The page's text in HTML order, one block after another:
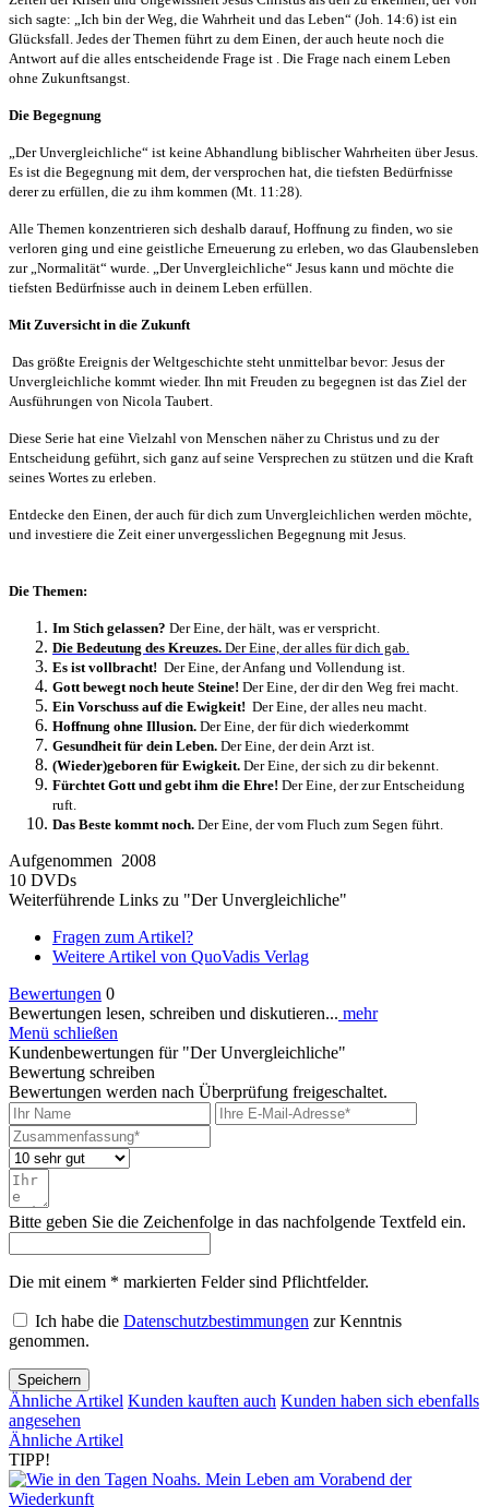
sich sagte: „Ich bin der Weg, die Wahrheit und das Leben“ (Joh. 14:6) ist ein
Glücksfall. Jedes der Themen führt zu dem Einen, der auch heute noch die
Antwort auf die alles entscheidende Frage ist . Die Frage nach einem Leben
ohne Zukunftsangst.
Die Begegnung
„Der Unvergleichliche“ ist keine Abhandlung biblischer Wahrheiten über Jesus.
Es ist die Begegnung mit dem, der versprochen hat, die tiefsten Bedürfnisse
derer zu erfüllen, die zu ihm kommen (Mt. 11:28).
Alle Themen konzentrieren sich deshalb darauf, Hoffnung zu finden, wo sie
verloren ging und eine geistliche Erneuerung zu erleben, wo das Glaubensleben
zur „Normalität“ wurde. „Der Unvergleichliche“ Jesus kann und möchte die
tiefsten Bedürfnisse auch in deinem Leben erfüllen.
Mit Zuversicht in die Zukunft
Das größte Ereignis der Weltgeschichte steht unmittelbar bevor: Jesus der
Unvergleichliche kommt wieder. Ihn mit Freuden zu begegnen ist das Ziel der
Ausführungen von Nicola Taubert.
Diese Serie hat eine Vielzahl von Menschen näher zu Christus und zu der
Entscheidung geführt, sich ganz auf seine Versprechen zu stützen und die Kraft
seines Wortes zu erleben.
Entdecke den Einen, der auch für dich zum Unvergleichlichen werden möchte,
und investiere die Zeit einer unvergesslichen Begegnung mit Jesus.
Die Themen:
Im Stich gelassen? Der Eine, der hält, was er verspricht.
Die Bedeutung des Kreuzes. Der Eine, der alles für dich gab.
Es ist vollbracht! Der Eine, der Anfang und Vollendung ist.
Gott bewegt noch heute Steine! Der Eine, der dir den Weg frei macht.
Ein Vorschuss auf die Ewigkeit! Der Eine, der alles neu macht.
Hoffnung ohne Illusion. Der Eine, der für dich wiederkommt
Gesundheit für dein Leben. Der Eine, der dein Arzt ist.
(Wieder)geboren für Ewigkeit. Der Eine, der sich zu dir bekennt.
Fürchtet Gott und gebt ihm die Ehre! Der Eine, der zur Entscheidung
ruft.
Das Beste kommt noch. Der Eine, der vom Fluch zum Segen führt.
Aufgenommen 2008
10 DVDs
Weiterführende Links zu "Der Unvergleichliche"
Fragen zum Artikel?
Weitere Artikel von QuoVadis Verlag
Bewertungen 0
Bewertungen lesen, schreiben und diskutieren... mehr
Menü schließen
Kundenbewertungen für "Der Unvergleichliche"
Bewertung schreiben
Bewertungen werden nach Überprüfung freigeschaltet.
Bitte geben Sie die Zeichenfolge in das nachfolgende Textfeld ein.
Die mit einem * markierten Felder sind Pflichtfelder.
Ich habe die Datenschutzbestimmungen zur Kenntnis
genommen.
Speichern
Ähnliche Artikel Kunden kauften auch Kunden haben sich ebenfalls
angesehen
Ähnliche Artikel
TIPP!